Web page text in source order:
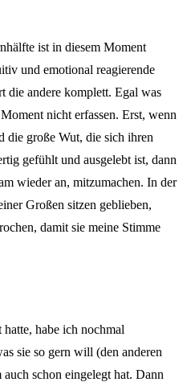
ist in diesem Moment
und emotional reagierende
die andere komplett. Egal was
nicht erfassen. Erst, wenn
die große Wut, die sich ihren
gefühlt und ausgelebt ist, dann
wieder an, mitzumachen. In der
Großen sitzen geblieben,
damit sie meine Stimme
habe ich nochmal
sie so gern will (den anderen
schon eingelegt hat. Dann